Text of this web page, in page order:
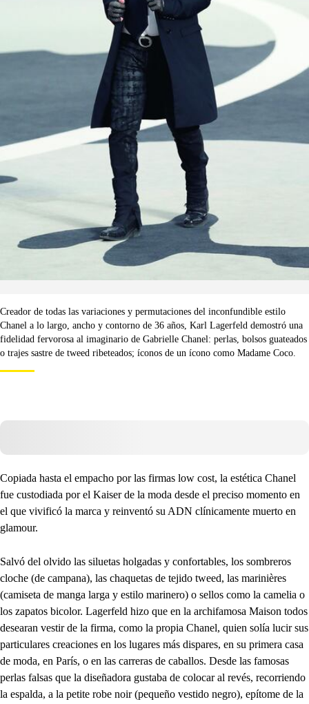
Creador de todas las variaciones y permutaciones del inconfundible estilo
Chanel a lo largo, ancho y contorno de 36 años, Karl Lagerfeld demostró una
fidelidad fervorosa al imaginario de Gabrielle Chanel: perlas, bolsos guateados
o trajes sastre de tweed ribeteados; íconos de un ícono como Madame Coco.
Copiada hasta el empacho por las firmas low cost, la estética Chanel
fue custodiada por el Kaiser de la moda desde el preciso momento en
el que vivificó la marca y reinventó su ADN clínicamente muerto en
glamour.
Salvó del olvido las siluetas holgadas y confortables, los sombreros
cloche (de campana), las chaquetas de tejido tweed, las marinières
(camiseta de manga larga y estilo marinero) o sellos como la camelia o
los zapatos bicolor. Lagerfeld hizo que en la archifamosa Maison todos
desearan vestir de la firma, como la propia Chanel, quien solía lucir sus
particulares creaciones en los lugares más dispares, en su primera casa
de moda, en París, o en las carreras de caballos. Desde las famosas
perlas falsas que la diseñadora gustaba de colocar al revés, recorriendo
la espalda, a la petite robe noir (pequeño vestido negro), epítome de la